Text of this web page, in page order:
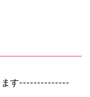
ます--------------